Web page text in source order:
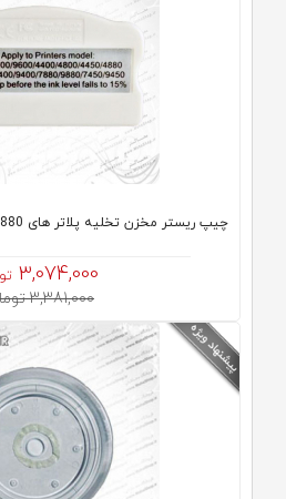
چیپ ریستر مخزن تخلیه پلاتر های Epson 9880-7880
3,074,000
3,381,000 تومان